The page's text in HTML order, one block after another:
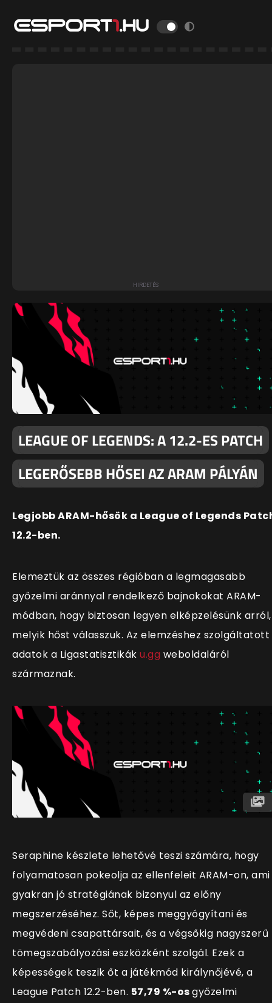
LEAGUE OF LEGENDS: A 12.2-ES PATCH
LEGERŐSEBB HŐSEI AZ ARAM PÁLYÁN
Legjobb ARAM-hősök a League of Legends
12.2-ben.
Elemeztük az összes régióban a legmagasabb
győzelmi aránnyal rendelkező bajnokokat ARAM-
módban, hogy biztosan legyen elképzelésünk arról,
melyik hőst válasszuk. Az elemzéshez szolgáltatott
adatok a Ligastatisztikák u.gg weboldaláról
származnak.
Seraphine készlete lehetővé teszi számára, hogy
folyamatosan pokeolja az ellenfeleit ARAM-on, ami
gyakran jó stratégiának bizonyul az előny
megszerzéséhez. Sőt, képes meggyógyítani és
megvédeni csapattársait, és a végsőkig nagyszerű
tömegszabályozási eszközként szolgál. Ezek a
képességek teszik őt a játékmód királynőjévé, a
League Patch 12.2-ben. 57,79 %-osgyőzelmi